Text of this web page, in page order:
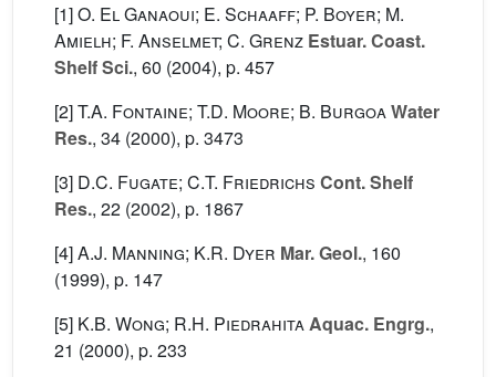
[1]O. El Ganaoui; E. Schaaff; P. Boyer; M.
Amielh; F. Anselmet; C. Grenz Estuar. Coast.
Shelf Sci., 60 (2004), p. 457
[2]T.A. Fontaine; T.D. Moore; B. BurgoaWater
Res., 34 (2000), p. 3473
[3] D.C. Fugate; C.T. Friedrichs Cont. Shelf
Res., 22 (2002), p. 1867
[4]A.J. Manning; K.R. Dyer Mar. Geol., 160
(1999), p. 147
[5] K.B. Wong; R.H. PiedrahitaAquac. Engrg.,
21 (2000), p. 233